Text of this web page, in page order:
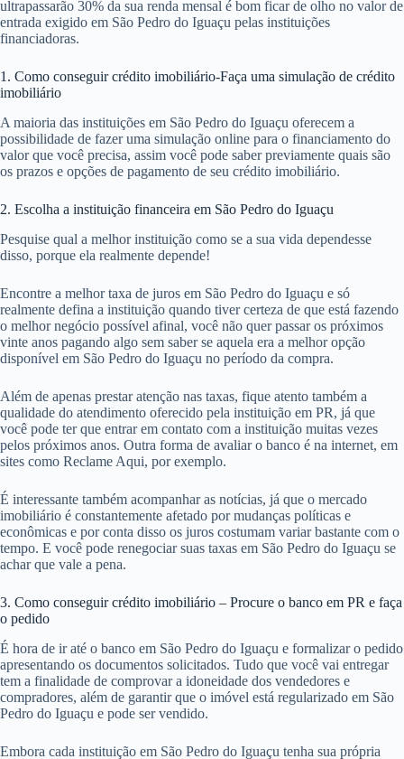
ultrapassarão 30% da sua renda mensal é bom ficar de olho no valor de
entrada exigido em São Pedro do Iguaçu pelas instituições
financiadoras.
1. Como conseguir crédito imobiliário-Faça uma simulação de crédito
imobiliário
A maioria das instituições em São Pedro do Iguaçu oferecem a
possibilidade de fazer uma simulação online para o financiamento do
valor que você precisa, assim você pode saber previamente quais são
os prazos e opções de pagamento de seu crédito imobiliário.
2. Escolha a instituição financeira em São Pedro do Iguaçu
Pesquise qual a melhor instituição como se a sua vida dependesse
disso, porque ela realmente depende!
Encontre a melhor taxa de juros em São Pedro do Iguaçu e só
realmente defina a instituição quando tiver certeza de que está fazendo
o melhor negócio possível afinal, você não quer passar os próximos
vinte anos pagando algo sem saber se aquela era a melhor opção
disponível em São Pedro do Iguaçu no período da compra.
Além de apenas prestar atenção nas taxas, fique atento também a
qualidade do atendimento oferecido pela instituição em PR, já que
você pode ter que entrar em contato com a instituição muitas vezes
pelos próximos anos. Outra forma de avaliar o banco é na internet, em
sites como Reclame Aqui, por exemplo.
É interessante também acompanhar as notícias, já que o mercado
imobiliário é constantemente afetado por mudanças políticas e
econômicas e por conta disso os juros costumam variar bastante com o
tempo. E você pode renegociar suas taxas em São Pedro do Iguaçu se
achar que vale a pena.
3. Como conseguir crédito imobiliário – Procure o banco em PR e faça
o pedido
É hora de ir até o banco em São Pedro do Iguaçu e formalizar o pedido
apresentando os documentos solicitados. Tudo que você vai entregar
tem a finalidade de comprovar a idoneidade dos vendedores e
compradores, além de garantir que o imóvel está regularizado em São
Pedro do Iguaçu e pode ser vendido.
Embora cada instituição em São Pedro do Iguaçu tenha sua própria